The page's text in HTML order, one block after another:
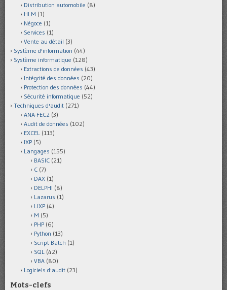
Distribution automobile (8)
HLM (1)
Négoce (1)
Services (1)
Vente au détail (3)
Système d'information (44)
Système informatique (128)
Extractions de données (43)
Intégrité des données (20)
Protection des données (44)
Sécurité informatique (52)
Techniques d'audit (271)
ANA-FEC2 (3)
Audit de données (102)
EXCEL (113)
IXP (5)
Langages (155)
BASIC (21)
C (7)
DAX (1)
DELPHI (8)
Lazarus (1)
LIXP (4)
M (5)
PHP (6)
Python (13)
Script Batch (1)
SQL (42)
VBA (80)
Logiciels d'audit (23)
Mots-clefs